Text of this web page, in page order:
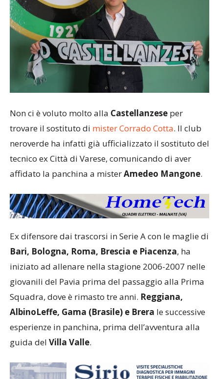
Non ci è voluto molto alla Castellanzese per
trovare il sostituto di mister Corrado Cotta. Il club
neroverde ha infatti già ufficializzato il sostituto del
tecnico ex Città di Varese, comunicando di aver
affidato la panchina a misterAmedeo Mangone.
Ex difensore dai trascorsi in Serie A con le maglie di
Bari, Bologna, Roma, Brescia e Piacenza, ha
iniziato ad allenare nella stagione 2006-2007 nelle
giovanili del Pavia prima del passaggio alla Prima
Squadra, dove è rimasto tre anni. Reggiana,
AlbinoLeffe, Gama (Brasile) e Brera le successive
esperienze in panchina, prima dell’avventura alla
guida del Villa Valle.